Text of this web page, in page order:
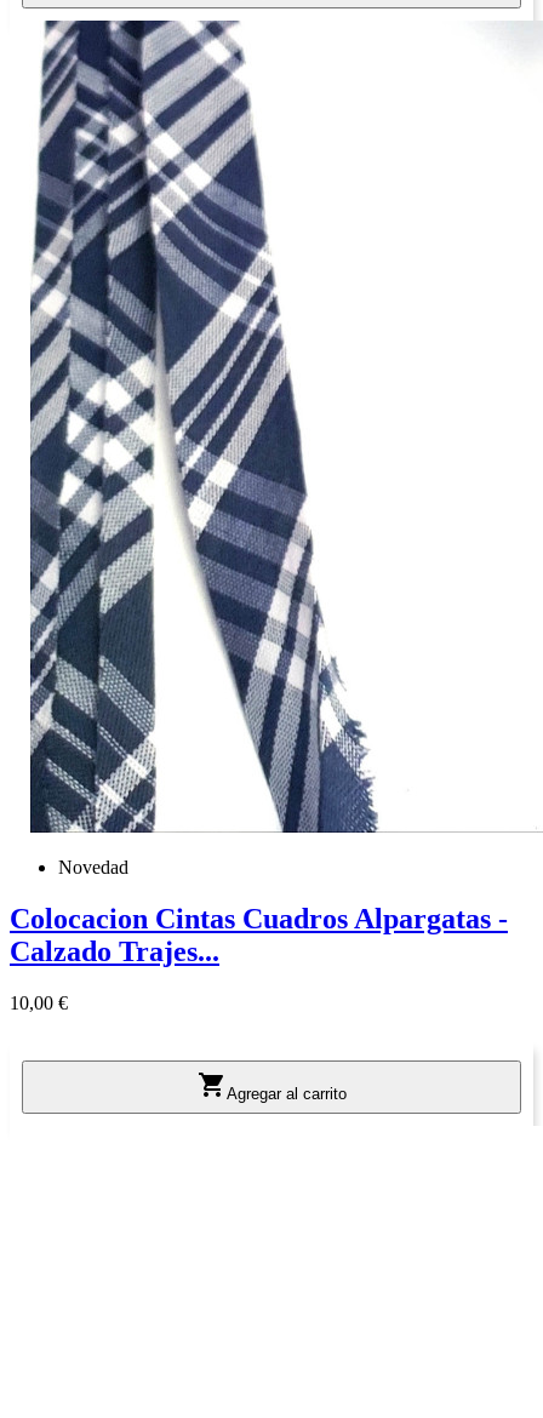
Novedad
Colocacion Cintas Cuadros Alpargatas -
Calzado Trajes...
Precio
10,00 €
 Agregar al carrito